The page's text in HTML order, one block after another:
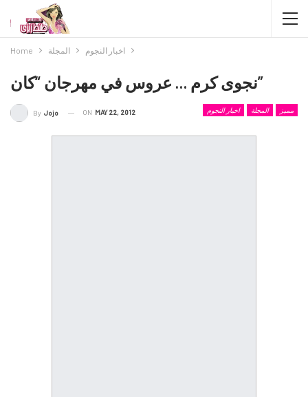
Home المجلة اخبار النجوم
نجوى كرم … عروس في مهرجان “كان”
اخبار النجوم المجلة مميز By Jojo ON MAY 22, 2012